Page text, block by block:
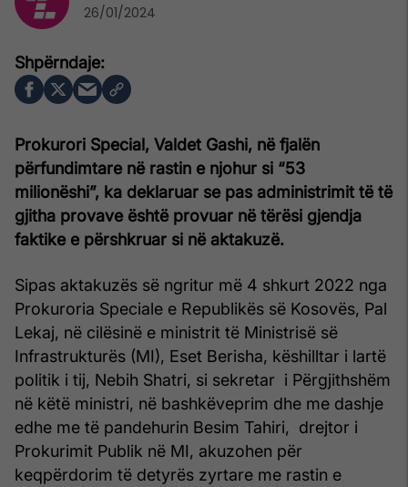
Prokurori Special, Valdet Gashi, në fjalën
përfundimtare në rastin e njohur si “53
milionëshi”, ka deklaruar se pas administrimit të të
gjitha provave është provuar në tërësi gjendja
faktike e përshkruar si në aktakuzë.
Sipas aktakuzës së ngritur më 4 shkurt 2022 nga
Prokuroria Speciale e Republikës së Kosovës, Pal
Lekaj, në cilësinë e ministrit të Ministrisë së
Infrastrukturës (MI), Eset Berisha, këshilltar i lartë
politik i tij, Nebih Shatri, si sekretar i Përgjithshëm
në këtë ministri, në bashkëveprim dhe me dashje
edhe me të pandehurin Besim Tahiri, drejtor i
Prokurimit Publik në MI, akuzohen për
keqpërdorim të detyrës zyrtare me rastin e
26/01/2024